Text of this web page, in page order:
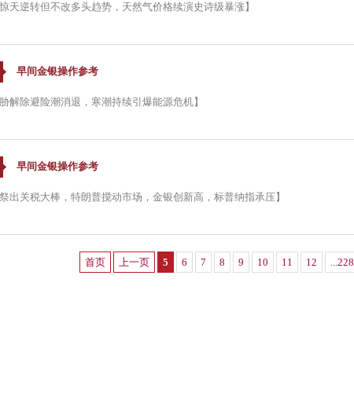
惊天逆转但不改多头趋势，天然气价格续演史诗级暴涨】
早间金银操作参考
胁解除避险潮消退，寒潮持续引爆能源危机】
早间金银操作参考
祭出关税大棒，特朗普搅动市场，金银创新高，标普纳指承压】
首页 上一页 5 6 7 8 9 10 11 12 ...228